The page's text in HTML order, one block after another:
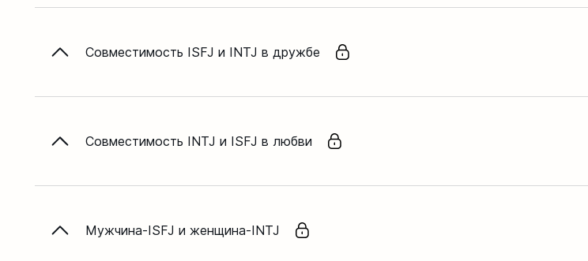
Совместимость ISFJ и INTJ в дружбе
Совместимость INTJ и ISFJ в любви
Мужчина-ISFJ и женщина-INTJ